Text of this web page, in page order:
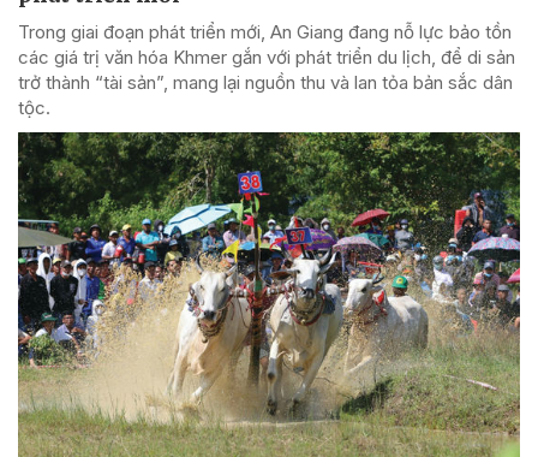
Trong giai đoạn phát triển mới, An Giang đang nỗ lực bảo tồn
các giá trị văn hóa Khmer gắn với phát triển du lịch, để di sản
trở thành “tài sản”, mang lại nguồn thu và lan tỏa bản sắc dân
tộc.